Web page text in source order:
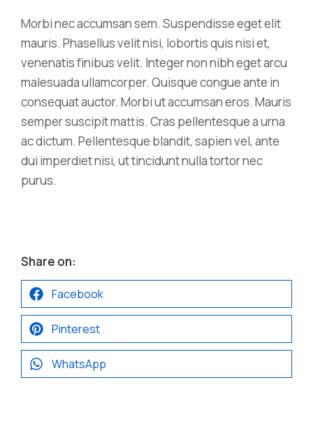
Morbi nec accumsan sem. Suspendisse eget elit
mauris. Phasellus velit nisi, lobortis quis nisi et,
venenatis finibus velit. Integer non nibh eget arcu
malesuada ullamcorper. Quisque congue ante in
consequat auctor. Morbi ut accumsan eros. Mauris
semper suscipit mattis. Cras pellentesque a urna
ac dictum. Pellentesque blandit, sapien vel, ante
dui imperdiet nisi, ut tincidunt nulla tortor nec
purus.
Share on:
Facebook
Pinterest
WhatsApp